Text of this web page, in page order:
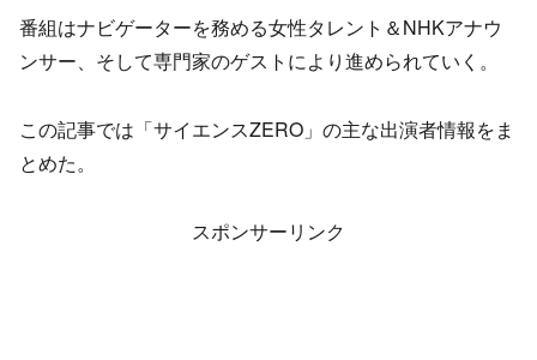
番組はナビゲーターを務める女性タレント＆NHKアナウ
ンサー、そして専門家のゲストにより進められていく。
この記事では「サイエンスZERO」の主な出演者情報をま
とめた。
スポンサーリンク